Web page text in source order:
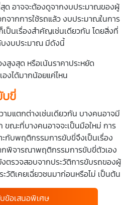
ด อาจจะต้องดูจากงบประมาณของผู้
จากการใช้รถแล้ว งบประมาณในการ
เป็นเรื่องสำคัญเช่นเดียวกัน โดยสิ่งที่
บงบประมาณ มีดังนี้
สูงสุด หรือเน้นราคาประหยัด
งได้มากน้อยแค่ไหน
ขี่
มแตกต่างเช่นเดียวกัน บางคนอาจมี
ขณะที่บางคนอาจจะเป็นมือใหม่ การ
ะกับพฤติกรรมการขับขี่จึงเป็นเรื่อง
พิจารณาพฤติกรรมการขับขี่ตัวเอง
ตรวจสอบจากประวัติการขับรถของผู้
วัติเคยเฉี่ยวชนมาก่อนหรือไม่ เป็นต้น
ข้อเสนอพิเศษ